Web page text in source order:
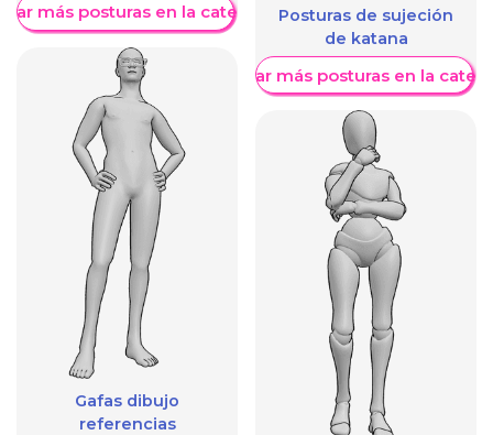
más posturas en la categoría
Gafas dibujo
referencias
Posturas de sujeción
de katana
Mostrar más posturas en la